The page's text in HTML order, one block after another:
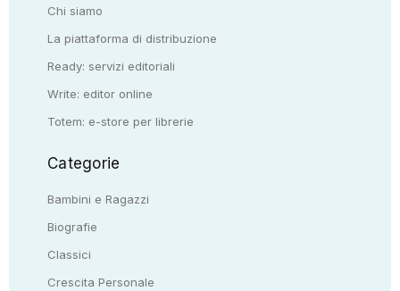
Chi siamo
La piattaforma di distribuzione
Ready: servizi editoriali
Write: editor online
Totem: e-store per librerie
Categorie
Bambini e Ragazzi
Biografie
Classici
Crescita Personale